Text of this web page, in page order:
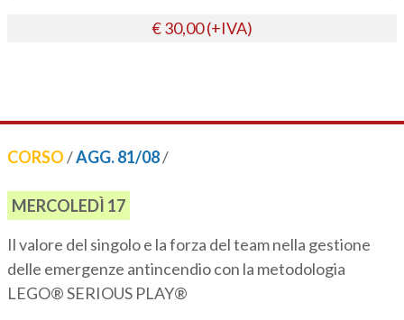
€ 30,00 (+IVA)
CORSO/AGG. 81/08/
MERCOLEDÌ 17
Il valore del singolo e la forza del team nella gestione
delle emergenze antincendio con la metodologia
LEGO® SERIOUS PLAY®